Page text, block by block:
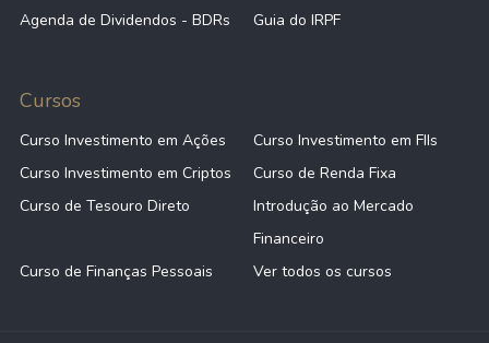
Agenda de Dividendos - BDRs Guia do IRPF
Cursos
Curso Investimento em Ações
Curso Investimento em FIIs
Curso Investimento em Criptos
Curso de Renda Fixa
Curso de Tesouro Direto
Introdução ao Mercado
Financeiro
Curso de Finanças Pessoais
Ver todos os cursos